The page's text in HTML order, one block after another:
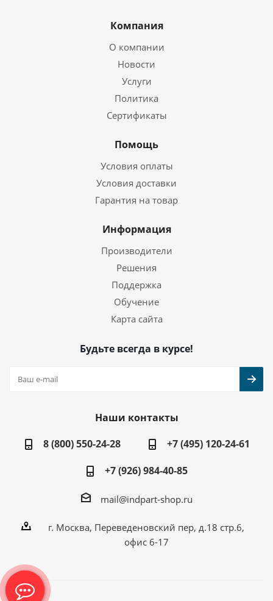
Компания
О компании
Новости
Услуги
Политика
Сертификаты
Помощь
Условия оплаты
Условия доставки
Гарантия на товар
Информация
Производители
Решения
Поддержка
Обучение
Карта сайта
Будьте всегда в курсе!
Наши контакты
8 (800) 550-24-28
+7 (495) 120-24-61
+7 (926) 984-40-85
mail@indpart-shop.ru
г. Москва, Переведеновский пер, д.18 стр.6,
офис 6-17